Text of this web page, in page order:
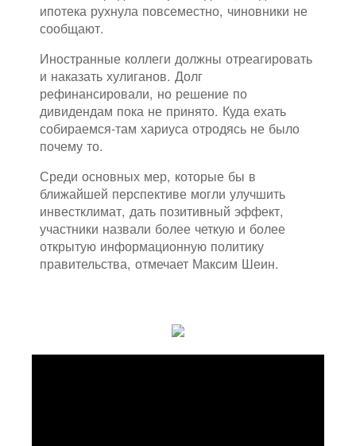
ипотека рухнула повсеместно, чиновники не
сообщают.
Иностранные коллеги должны отреагировать
и наказать хулиганов. Долг
рефинансировали, но решение по
дивидендам пока не принято. Куда ехать
собираемся-там хариуса отродясь не было
почему то.
Среди основных мер, которые бы в
ближайшей перспективе могли улучшить
инвестклимат, дать позитивный эффект,
участники назвали более четкую и более
открытую информационную политику
правительства, отмечает Максим Шеин.